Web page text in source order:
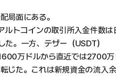
局面にある。
トコインの取引所入金件数
。一方、テザー（USDT）
万ドルから直近では2700万
じた。これは新規資金の流入